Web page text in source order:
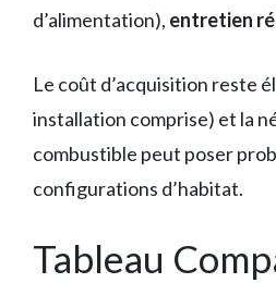
d’alimentation), entretien
Le coût d’acquisition reste
installation comprise) et la
combustible peut poser
configurations d’habitat.
Tableau